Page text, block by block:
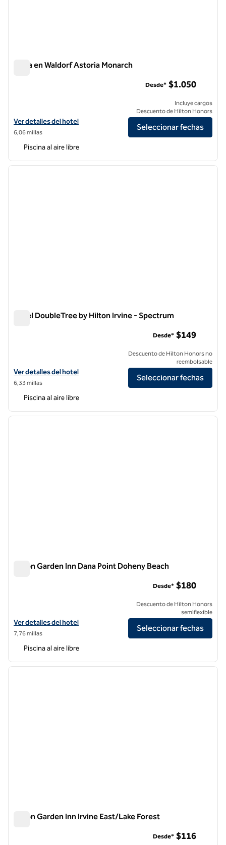
Playa en Waldorf Astoria Monarch
Ver detalles del hotel Waldorf Astoria Monarch Beach
Ver detalles del hotel
6,06 millas
Desde* $1.050
Incluye cargos
Descuento de Hilton Honors
Seleccionar fechas
Piscina al aire libre
1 de 12
Hotel DoubleTree by Hilton Irvine - Spectrum
Ver detalles del hotel DoubleTree by Hilton Irvine - Spectrum
Ver detalles del hotel
6,33 millas
Desde* $149
Descuento de Hilton Honors no
reembolsable
Seleccionar fechas
Piscina al aire libre
1 de 12
Hilton Garden Inn Dana Point Doheny Beach
Ver detalles del hotel Hilton Garden Inn Dana Point Doheny Beach
Ver detalles del hotel
7,76 millas
Desde* $180
Descuento de Hilton Honors
semiflexible
Seleccionar fechas
Piscina al aire libre
1 de 12
Hilton Garden Inn Irvine East/Lake Forest
Desde* $116